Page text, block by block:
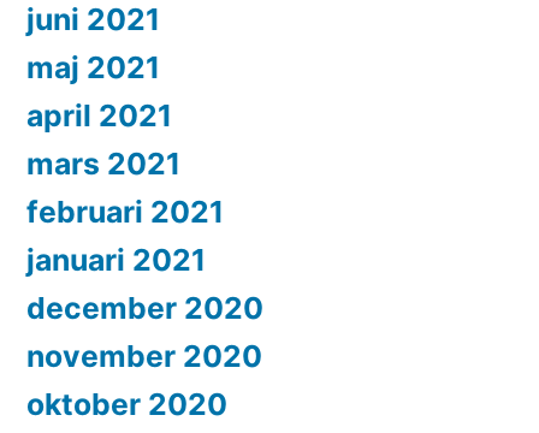
juni 2021
maj 2021
april 2021
mars 2021
februari 2021
januari 2021
december 2020
november 2020
oktober 2020